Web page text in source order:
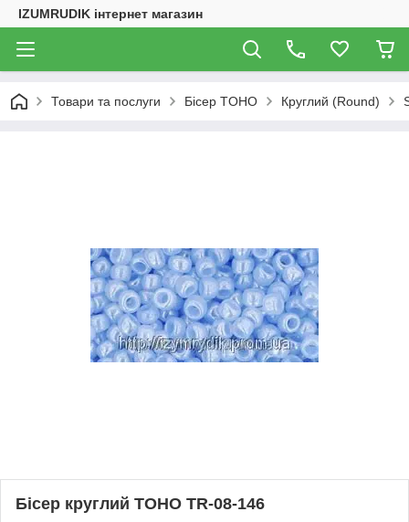
IZUMRUDIK інтернет магазин
Товари та послуги Бісер TOHO Круглий (Round)
Бісер круглий TOHO TR-08-146